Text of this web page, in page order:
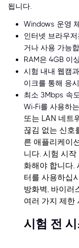
됩니다.
Windows 운영
인터넷 브라우
거나 사용 가능
RAM은 4GB 이
시험 내내 웹캠
이크를 통해 응
최소 3Mbps 속
Wi-Fi를 사용하
또는 LAN 네트
끊김 없는 신호
른 애플리케이
니다. 시험 시
화해야 합니다.
터를 사용하십
방화벽, 바이러
여러 가지 제한
시험 전